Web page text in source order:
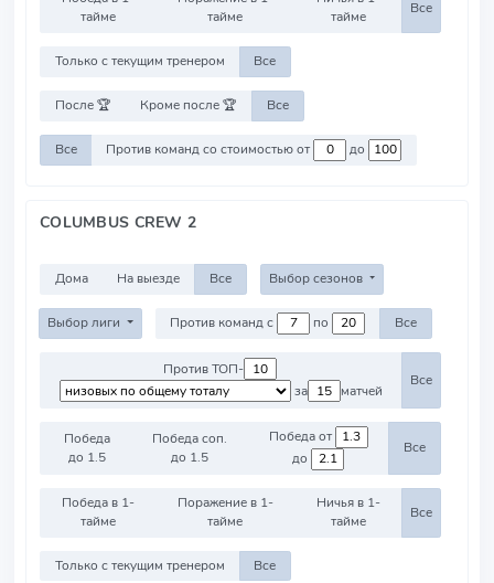
тайме
тайме
тайме
Все
Только с текущим тренером Все
После 🏆 Кроме после 🏆 Все
Все Против команд со стоимостью от до
COLUMBUS CREW 2
Дома На выезде Все Выбор сезонов
Выбор лиги Против команд с по Все
Против ТОП-
за
матчей
Все
Победа
до 1.5
Победа соп.
до 1.5
Победа от
до
Все
Победа в 1-
тайме
Поражение в 1-
тайме
Ничья в 1-
тайме
Все
Только с текущим тренером Все